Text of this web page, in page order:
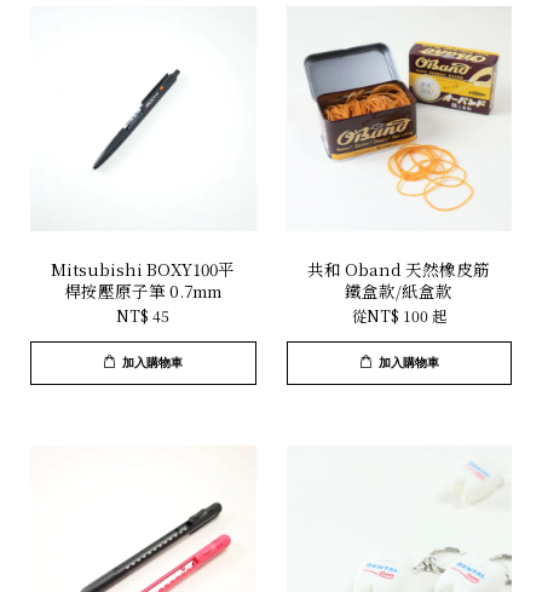
Mitsubishi BOXY100平
桿按壓原子筆 0.7mm
NT$ 45
加入購物車
共和 Oband 天然橡皮筋
鐵盒款/紙盒款
從NT$ 100起
加入購物車